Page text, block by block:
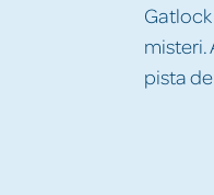
misteri.
pista